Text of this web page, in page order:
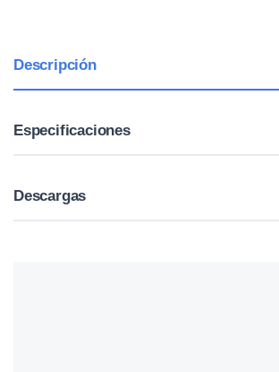
Descripción
Especificaciones
Descargas